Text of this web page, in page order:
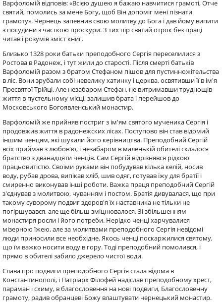
Варфоломій відповів: «Всією душею я бажаю навчитися грамоті, Отче
святий, помолись за мене Богу, щоб Він допоміг мені пізнати
грамоту». Чернець запевнив свою молитву до Бога і дав йому випити
з посудини з часткою проскури. З тих пір святий отрок без праці
читав і розумів зміст книг.
Близько 1328 роки батьки преподобного Сергія переселилися з
Ростова в Радонеж, і тут жили до старості. Після смерті батьків
Варфоломій разом з братом Стефаном пішов для пустинножітельства
в ліс. Вони зрубали собі невелику хатинку і церква, освятивши її в ім'я
Пресвятої Трійці. Але незабаром Стефан, не витримавши труднощів
життя в пустельному місці, залишив брата і перейшов до
Московського Богоявленський монастир.
Варфоломій же прийняв постриг з ім'ям святого мученика Сергія і
продовжив життя в радонежских лісах. Поступово він став відомий
іншим ченцям, які шукали його керівництва. Преподобний Сергій
всіх приймав з любов'ю, і незабаром в маленькій обителі склалося
братство з дванадцяти ченців. Сам Сергій відрізнявся рідкою
працьовитістю. Своїми руками він побудував кілька келій, носив
воду, рубав дрова, випікав хліб, шив одяг, готував їжу для братії і
смиренно виконував інші роботи. Важка праця преподобний Сергій
з'єднував з молитвою, чуванням і постом. Братія дивувалася, що при
такому суворому подвиг здоров'я їх наставника не тільки не
погіршувався, але ще більш зміцнювалося. Зі збільшенням
монастиря росли і його потреби. Нерідко ченці харчувалися
мізерною їжею, але за молитвами преподобного Сергія невідомі
люди приносили все необхідне. Якось ченці поскаржилися святому,
що їм важко носити воду в гору. Тоді преподобний помолився, і
прямо в обителі забило джерело чистої води.
Слава про подвиги преподобного Сергія стала відома в
Константинополі, і Патріарх Філофей надіслав преподобному хрест,
параман і схиму, в благословення на нові подвиги, Благословенну
грамоту, радив обранцеві Божу влаштувати чернецький монастир.